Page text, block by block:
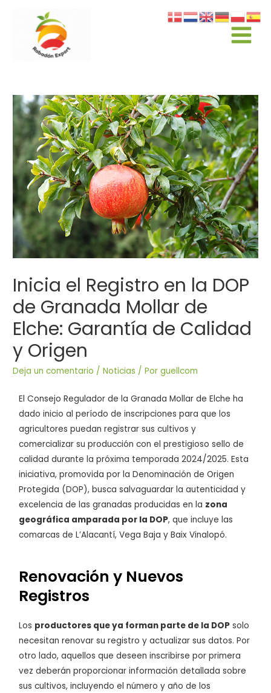
Inicia el Registro en la DOP
de Granada Mollar de
Elche: Garantía de Calidad
y Origen
Deja un comentario /Noticias / Porguellcom
El Consejo Regulador de la Granada Mollar de Elche ha
dado inicio al período de inscripciones para que los
agricultores puedan registrar sus cultivos y
comercializar su producción con el prestigioso sello de
calidad durante la próxima temporada 2024/2025. Esta
iniciativa, promovida por la Denominación de Origen
Protegida (DOP), busca salvaguardar la autenticidad y
excelencia de las granadas producidas en la zona
geográfica amparada por la DOP, que incluye las
comarcas de L’Alacantí, Vega Baja y Baix Vinalopó.
Renovación y Nuevos
Registros
Los productores que ya forman parte de la DOP solo
necesitan renovar su registro y actualizar sus datos. Por
otro lado, aquellos que deseen inscribirse por primera
vez deberán proporcionar información detallada sobre
sus cultivos, incluyendo el número y año de los